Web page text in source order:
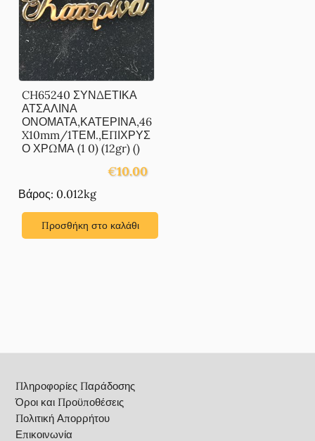
CH65240 ΣΥΝΔΕΤΙΚΑ
ΑΤΣΑΛΙΝΑ
ΟΝΟΜΑΤΑ,ΚΑΤΕΡΙΝΑ,46
X10mm/1ΤΕΜ.,ΕΠΙΧΡΥΣ
Ο ΧΡΩΜΑ (1 0) (12gr) ()
€10.00
Βάρος: 0.012kg
Προσθήκη στο καλάθι
Πληροφορίες Παράδοσης
Όροι και Προϋποθέσεις
Πολιτική Απορρήτου
Επικοινωνία